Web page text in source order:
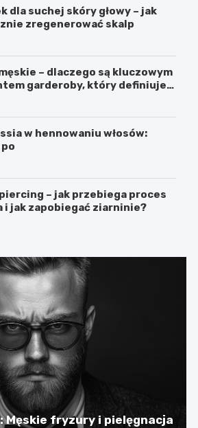
dla suchej skóry głowy – jak
zregenerować skalp
– dlaczego są kluczowym
garderoby, który definiuje
w hennowaniu włosów:
– jak przebiega proces
i jak zapobiegać ziarninie?
Męskie fryzury i pielęgnacja